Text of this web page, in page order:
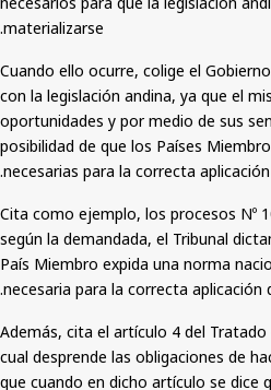
materializarse.
Cuando ello ocurre, colige el
con la legislación andina, ya que el
oportunidades y por medio de sus
posibilidad de que los Países
necesarias para la correcta
Cita como ejemplo, los procesos Nº
según la demandada, el Tribunal
País Miembro expida una norma
necesaria para la correcta aplicación
Además, cita el artículo 4 del Tratado
cual desprende las obligaciones de
que cuando en dicho artículo se dice